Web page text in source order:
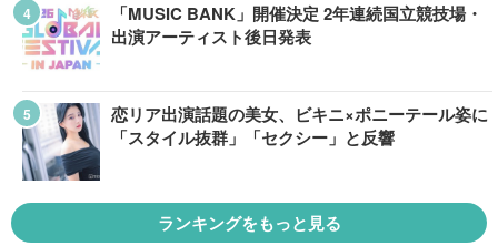
「MUSIC BANK」開催決定 2年連続国立競技場・
出演アーティスト後日発表
恋リア出演話題の美女、ビキニ×ポニーテール姿に
「スタイル抜群」「セクシー」と反響
ランキングをもっと見る